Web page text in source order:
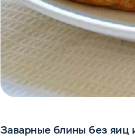
Заварные блины без яиц